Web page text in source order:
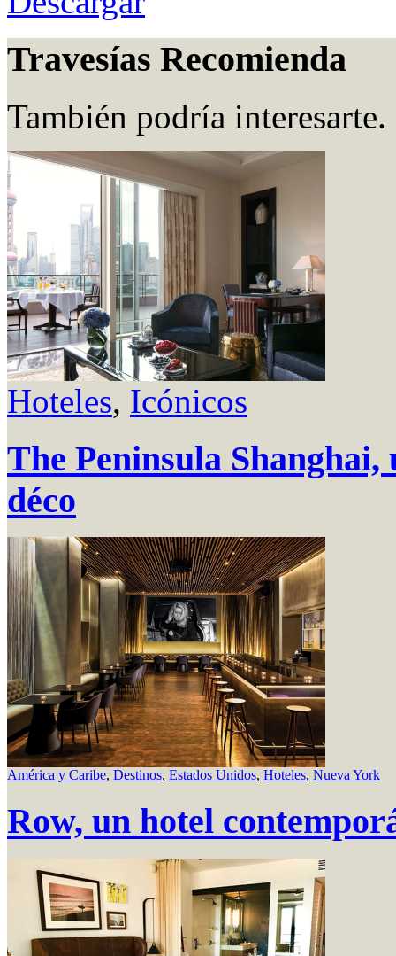
Travesías Recomienda
También podría interesarte.
Hoteles, Icónicos
The Peninsula
déco
América y Caribe, Destinos, Estados Unidos, Hoteles, Nueva York
Row, un hotel